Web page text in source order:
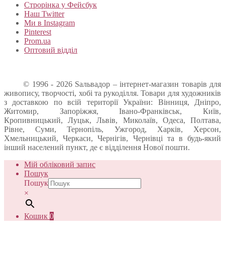
Строрінка у Фейсбук
Наш Twitter
Ми в Instagram
Pinterest
Prom.ua
Оптовий відділ
© 1996 - 2026 Sальвадор – інтернет-магазин товарів для
живопису, творчості, хобі та рукоділля. Товари для художників
з доставкою по всій території України: Вінниця, Дніпро,
Житомир, Запоріжжя, Івано-Франківськ, Київ,
Кропивницький, Луцьк, Львів, Миколаїв, Одеса, Полтава,
Рівне, Суми, Тернопіль, Ужгород, Харків, Херсон,
Хмельницький, Черкаси, Чернігів, Чернівці та в будь-який
інший населений пункт, де є відділення Нової пошти.
Мій обліковий запис
Пошук
Пошук
×
Кошик 0